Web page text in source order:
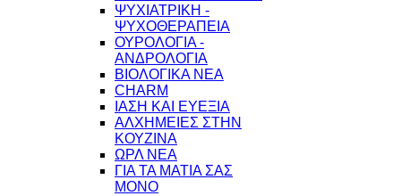
ΨΥΧΙΑΤΡΙΚΗ -
ΨΥΧΟΘΕΡΑΠΕΙΑ
ΟΥΡΟΛΟΓΙΑ -
ΑΝΔΡΟΛΟΓΙΑ
ΒΙΟΛΟΓΙΚΑ ΝΕΑ
CHARM
ΙΑΣΗ ΚΑΙ ΕΥΕΞΙΑ
ΑΛΧΗΜΕΙΕΣ ΣΤΗΝ
ΚΟΥΖΙΝΑ
ΩΡΛ ΝEA
ΓΙΑ ΤΑ ΜΑΤΙΑ ΣΑΣ
ΜΟΝΟ